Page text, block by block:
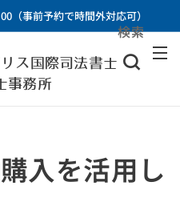
（事前予約で時間外対応可）
ス国際司法書士・
事務所
検索
入を活用し